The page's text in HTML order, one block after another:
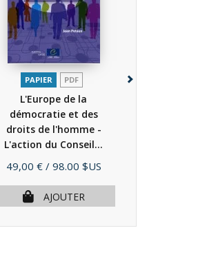
PAPIER PDF
L'Europe de la
démocratie et des
droits de l'homme -
L'action du Conseil...
Prix
49,00 € / 98.00 $US
AJOUTER